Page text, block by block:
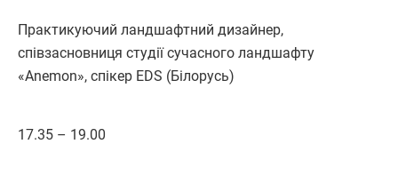
Практикуючий ландшафтний дизайнер,
співзасновниця студії сучасного ландшафту
«Anemon», спікер EDS (Білорусь)
17.35 – 19.00